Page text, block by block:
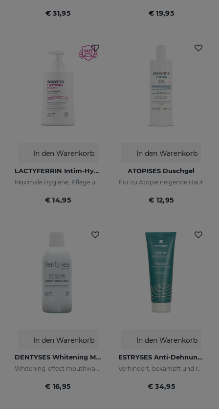
€ 31,95 € 19,95
In den Warenkorb
LACTYFERRIN Intim-Hygiene-Gel 200 Ml
€ 14,95
In den Warenkorb
ATOPISES Duschgel
Für zu Atopie neigende Haut
€ 12,95
In den Warenkorb
DENTYSES Whitening Mouthwash
Whitening-effect mouthwash
€ 16,95
In den Warenkorb
ESTRYSES Anti-Dehnungsstreifen-Creme
Verhindert, bekämpft und repariert Dehnungsstreifen, die durch Schwangerschaft, Stillzeit, Fettleibigkeit, Ernährung, Wachstumsperioden (Pubertät), Sport usw. verursacht werden.
€ 34,95